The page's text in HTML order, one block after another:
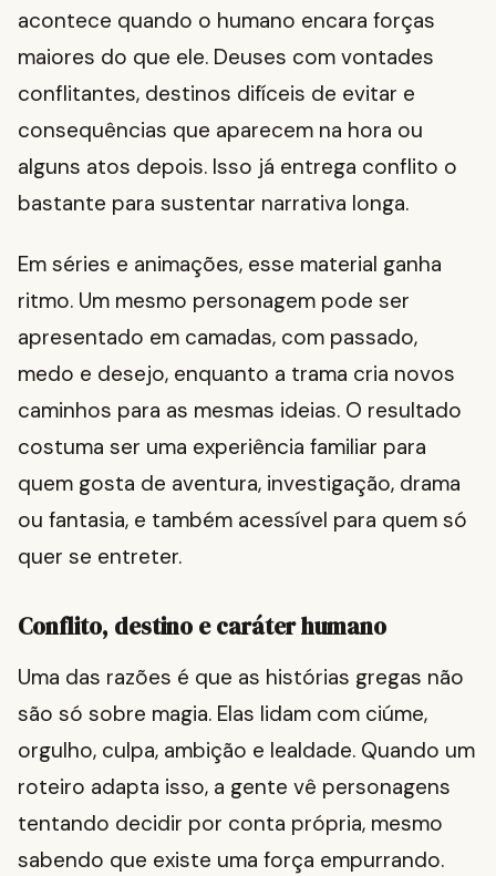
acontece quando o humano encara forças
maiores do que ele. Deuses com vontades
conflitantes, destinos difíceis de evitar e
consequências que aparecem na hora ou
alguns atos depois. Isso já entrega conflito o
bastante para sustentar narrativa longa.
Em séries e animações, esse material ganha
ritmo. Um mesmo personagem pode ser
apresentado em camadas, com passado,
medo e desejo, enquanto a trama cria novos
caminhos para as mesmas ideias. O resultado
costuma ser uma experiência familiar para
quem gosta de aventura, investigação, drama
ou fantasia, e também acessível para quem só
quer se entreter.
Conflito, destino e caráter humano
Uma das razões é que as histórias gregas não
são só sobre magia. Elas lidam com ciúme,
orgulho, culpa, ambição e lealdade. Quando um
roteiro adapta isso, a gente vê personagens
tentando decidir por conta própria, mesmo
sabendo que existe uma força empurrando.